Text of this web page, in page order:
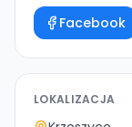
Facebook
LOKALIZACJA